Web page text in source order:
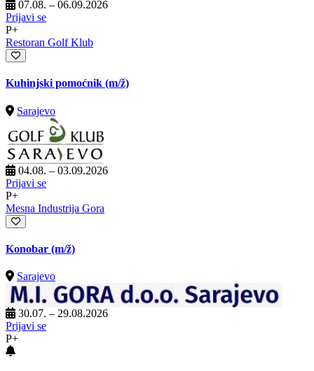
07.08. – 06.09.2026
Prijavi se
P+
Restoran Golf Klub
Kuhinjski pomoćnik (m/ž)
Sarajevo
04.08. – 03.09.2026
Prijavi se
P+
Mesna Industrija Gora
Konobar (m/ž)
Sarajevo
30.07. – 29.08.2026
Prijavi se
P+